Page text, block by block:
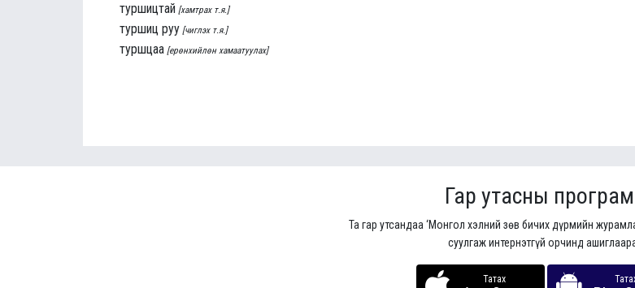
туршицтай [хамтрах т.я.]
туршиц руу [чиглэх т.я.]
туршцаа [ерөнхийлөн хамаатуулах]
Гар утасны
Та гар утсандаа ‘Монгол хэлний зөв бичих дүрмийн
суулгаж интернэтгүй орчинд
Татах